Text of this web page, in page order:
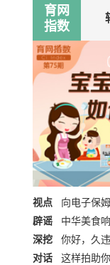
育网
指数
视点
向电子保
辟谣
中华美食
深挖 你好，久
对话 这样拍助